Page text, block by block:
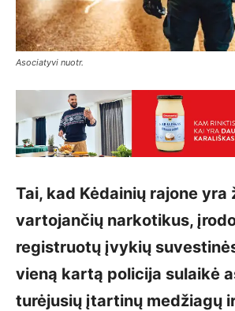
Asociatyvi nuotr.
Tai, kad Kėdainių rajone yra
vartojančių narkotikus,
registruotų įvykių
vieną kartą policija sulaikė
turėjusių įtartinų medžiagų